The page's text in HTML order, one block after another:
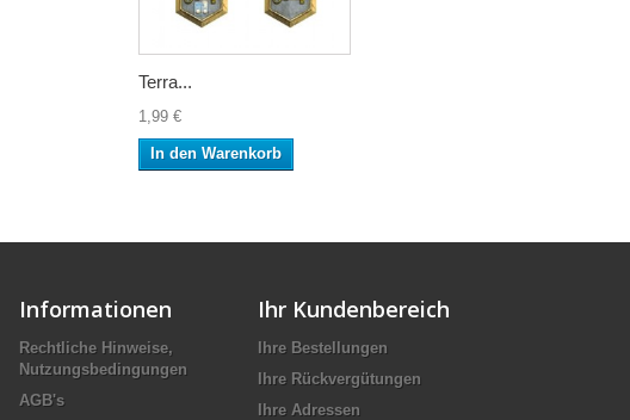
Terra...
1,99 €
In den Warenkorb
Informationen
Rechtliche Hinweise,
Nutzungsbedingungen
AGB's
Ihr Kundenbereich
Ihre Bestellungen
Ihre Rückvergütungen
Ihre Adressen